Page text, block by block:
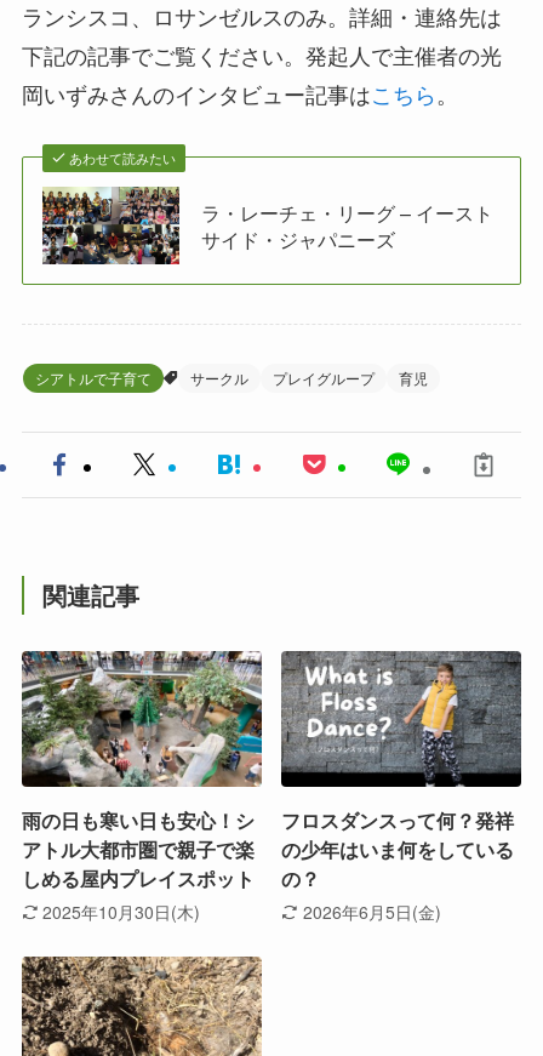
ランシスコ、ロサンゼルスのみ。詳細・連絡先は
下記の記事でご覧ください。発起人で主催者の光
岡いずみさんのインタビュー記事はこちら。
あわせて読みたい
ラ・レーチェ・リーグ – イースト
サイド・ジャパニーズ
シアトルで子育て サークル プレイグループ 育児
関連記事
雨の日も寒い日も安心！シ
アトル大都市圏で親子で楽
しめる屋内プレイスポット
2025年10月30日(木)
フロスダンスって何？発祥
の少年はいま何をしている
の？
2026年6月5日(金)